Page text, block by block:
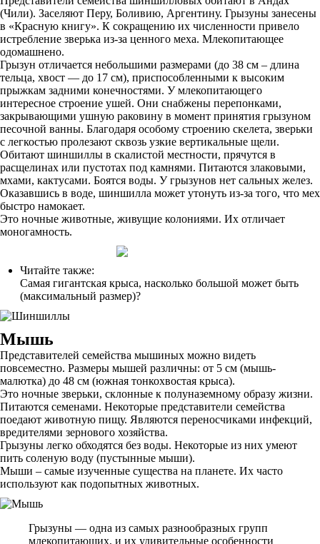
(Чили). Заселяют Перу, Боливию, Аргентину. Грызуны занесены
в «Красную книгу». К сокращению их численности привело
истребление зверька из-за ценного меха. Млекопитающее
одомашнено.
Грызун отличается небольшими размерами (до 38 см – длина
тельца, хвост — до 17 см), приспособленными к высоким
прыжкам задними конечностями. У млекопитающего
интересное строение ушей. Они снабжены перепонками,
закрывающими ушную раковину в момент принятия грызуном
песочной ванны. Благодаря особому строению скелета, зверьки
с легкостью пролезают сквозь узкие вертикальные щели.
Обитают шиншиллы в скалистой местности, прячутся в
расщелинах или пустотах под камнями. Питаются злаковыми,
мхами, кактусами. Боятся воды. У грызунов нет сальных желез.
Оказавшись в воде, шиншилла может утонуть из-за того, что мех
быстро намокает.
Это ночные животные, живущие колониями. Их отличает
моногамность.
Читайте также:
Самая гигантская крыса, насколько большой может быть
(максимальный размер)?
Мышь
Представителей семейства мышиных можно видеть
повсеместно. Размеры мышей различны: от 5 см (мышь-
малютка) до 48 см (южная тонкохвостая крыса).
Это ночные зверьки, склонные к полуназемному образу жизни.
Питаются семенами. Некоторые представители семейства
поедают животную пищу. Являются переносчиками инфекций,
вредителями зернового хозяйства.
Грызуны легко обходятся без воды. Некоторые из них умеют
пить соленую воду (пустынные мыши).
Мыши – самые изученные существа на планете. Их часто
используют как подопытных животных.
Грызуны — одна из самых разнообразных групп
млекопитающих, и их удивительные особенности